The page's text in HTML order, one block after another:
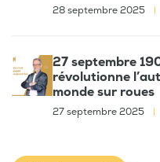
28 septembre 2025
27 septembre
révolutionne
monde sur roues
27 septembre 2025